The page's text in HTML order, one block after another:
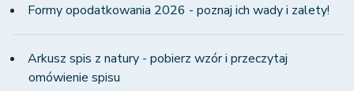
Formy opodatkowania 2026 - poznaj ich wady i zalety!
Arkusz spis z natury - pobierz wzór i przeczytaj
omówienie spisu